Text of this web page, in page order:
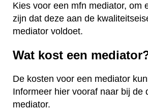
Kies voor een mfn mediator, om
zijn dat deze aan de
mediator voldoet.
Wat kost een
De kosten voor een mediator
Informeer hier vooraf naar bij de
mediator.